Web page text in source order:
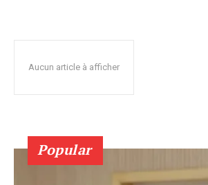
Aucun article à afficher
Popular